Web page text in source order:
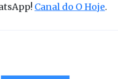
Canal do O Hoje.